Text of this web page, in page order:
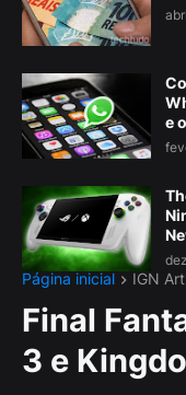
e
Página inicial IGN
Final
3 e